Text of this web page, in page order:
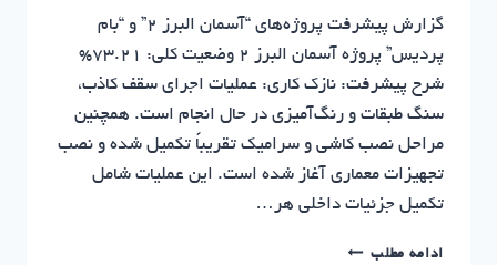
گزارش پیشرفت پروژه‌های “آسمان البرز 2” و “بام
پردیس” پروژه آسمان البرز 2 وضعیت کلی: 73.21%
شرح پیشرفت: نازک کاری: عملیات اجرای سقف کاذب،
سنگ طبقات و رنگ‌آمیزی در حال انجام است. همچنین
مراحل نصب کاشی و سرامیک تقریباً تکمیل شده و نصب
تجهیزات معماری آغاز شده است. این عملیات شامل
تکمیل جزئیات داخلی هر…
ادامه مطلبآخرین